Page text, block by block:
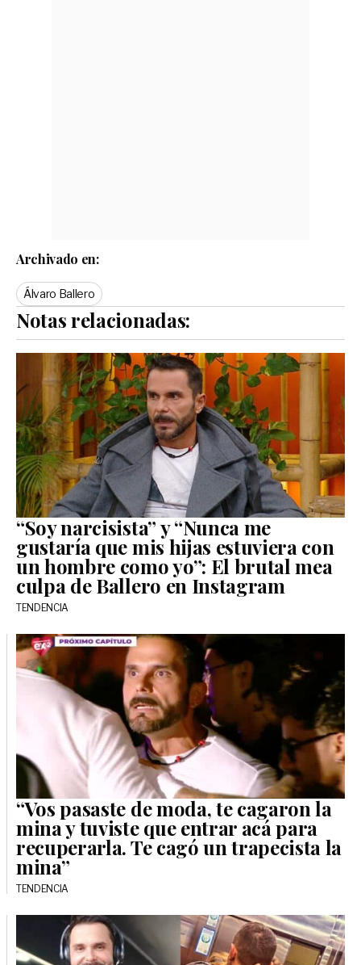
Archivado en:
Álvaro Ballero
Notas relacionadas:
“Soy narcisista” y “Nunca me
gustaría que mis hijas estuviera con
un hombre como yo”: El brutal mea
culpa de Ballero en Instagram
TENDENCIA
“Vos pasaste de moda, te cagaron la
mina y tuviste que entrar acá para
recuperarla. Te cagó un trapecista la
mina”
TENDENCIA